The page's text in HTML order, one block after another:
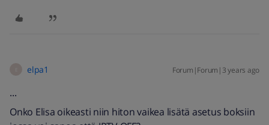
elpa1 Forum|Forum|3 years ago
...
Onko Elisa oikeasti niin hiton vaikea lisätä asetus boksiin